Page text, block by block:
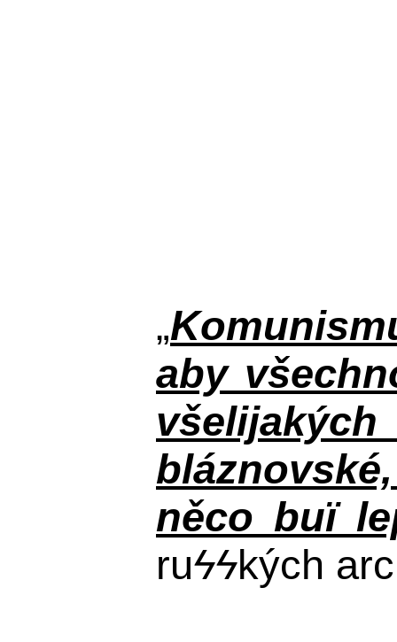
„
aby
něco buï
ruϟϟkých